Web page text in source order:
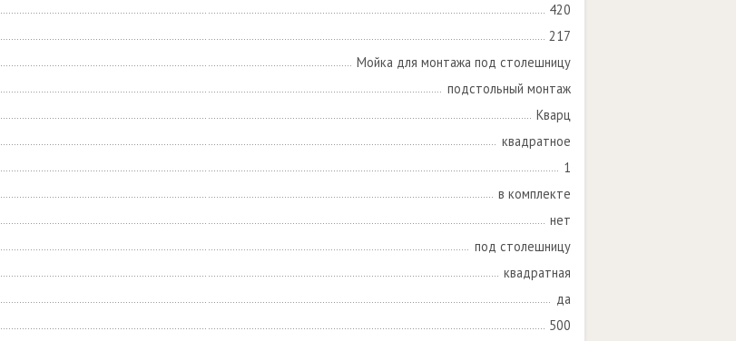
420
217
Мойка для монтажа под столешницу
подстольный монтаж
Кварц
квадратное
1
в комплекте
нет
под столешницу
квадратная
да
500